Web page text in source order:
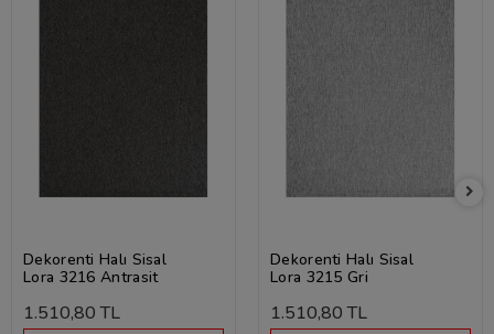
Dekorenti Halı Sisal
Lora 3216 Antrasit
1.510,80 TL
Dekorenti Halı Sisal
Lora 3215 Gri
1.510,80 TL